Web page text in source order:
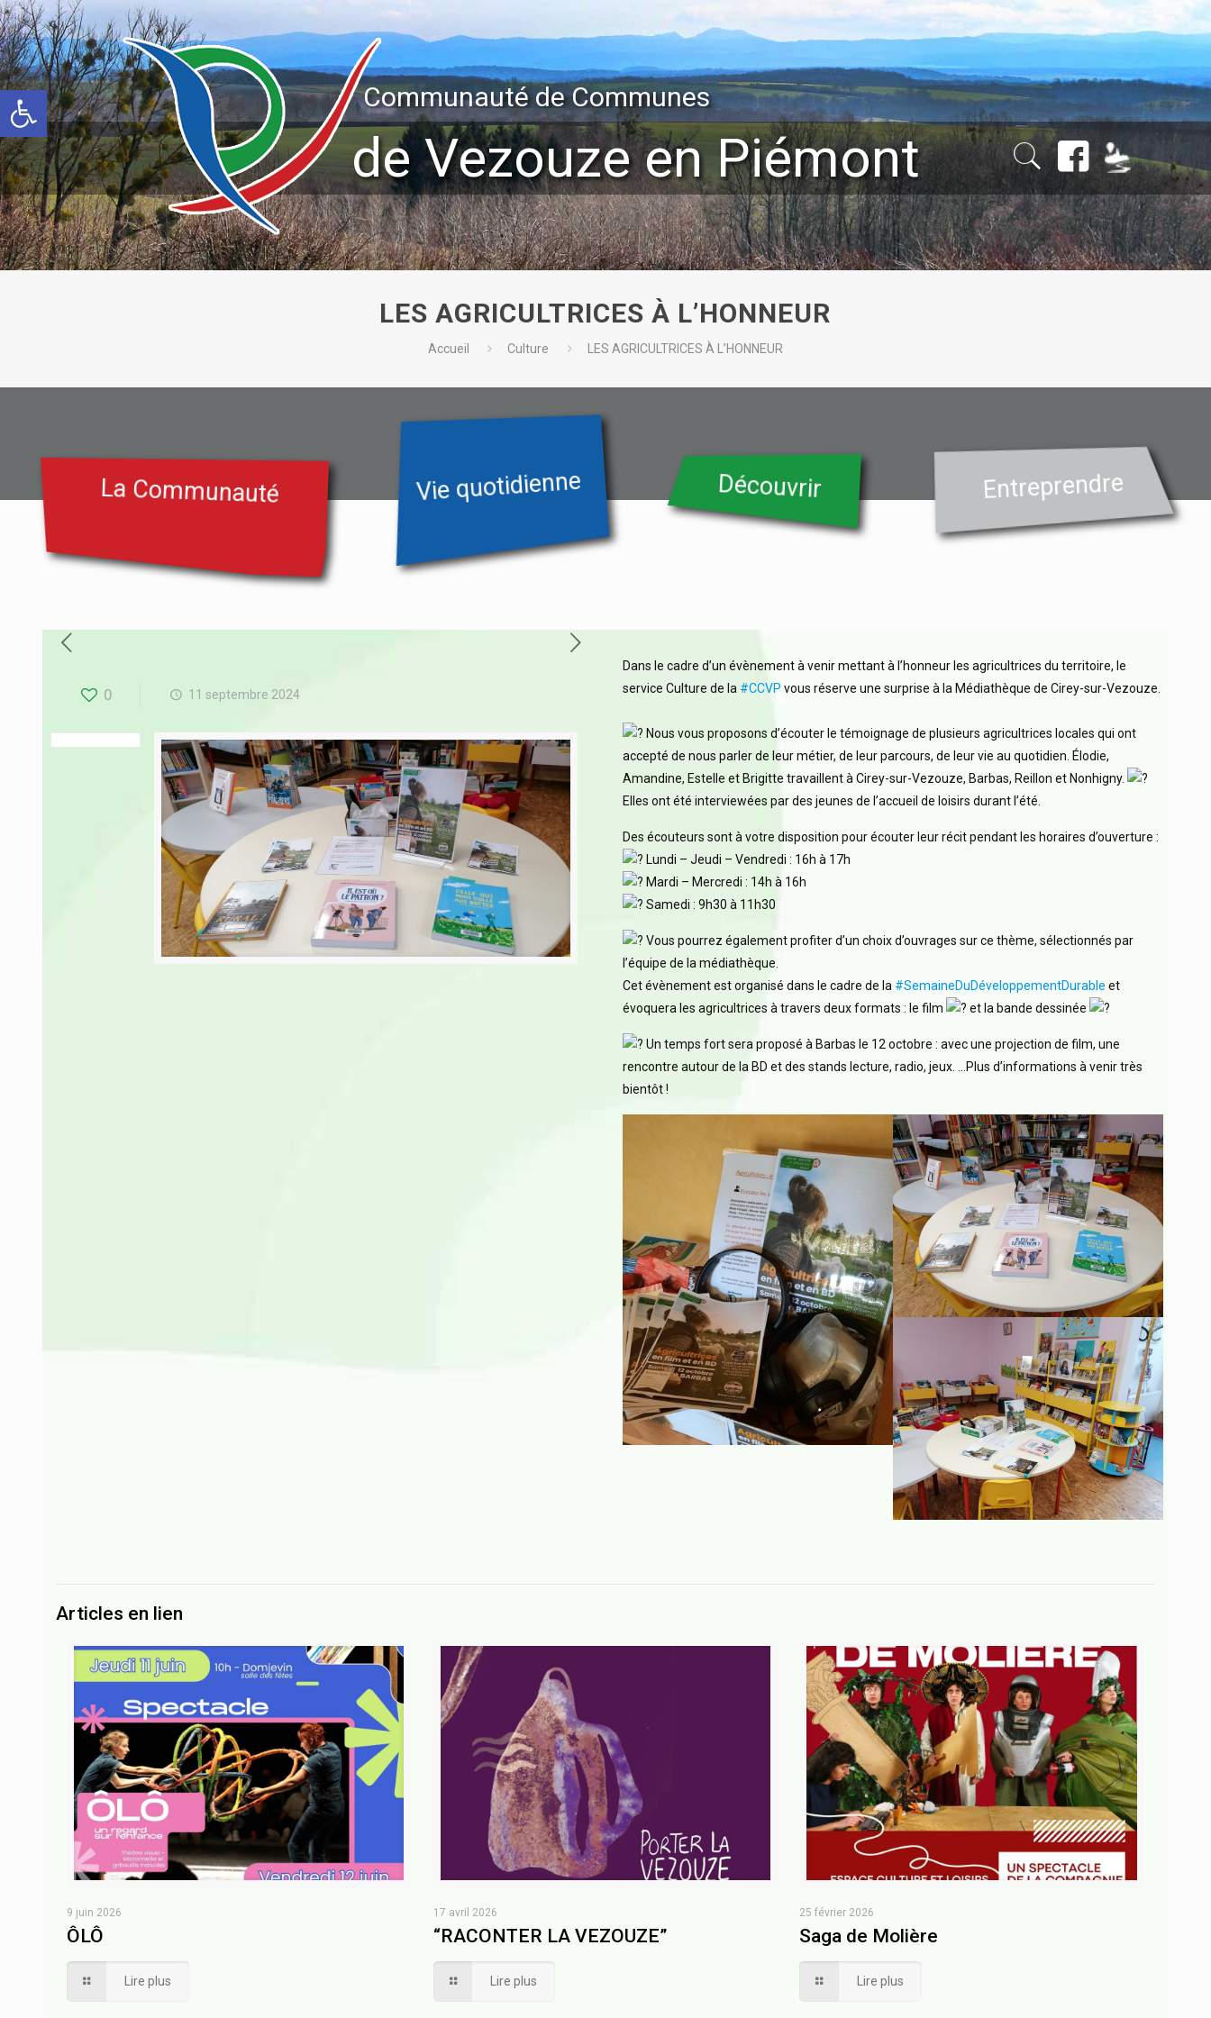
Ouvrir la barre d’outils Communauté de Communes
de Vezouze en Piémont
LES AGRICULTRICES À L’HONNEUR
Accueil Culture LES AGRICULTRICES À L’HONNEUR
La Communauté Vie quotidienne Découvrir Entreprendre
0 11 septembre 2024
Dans le cadre d’un évènement à venir mettant à l’honneur les agricultrices du territoire, le
service Culture de la #CCVP vous réserve une surprise à la Médiathèque de Cirey-sur-Vezouze.
Nous vous proposons d’écouter le témoignage de plusieurs agricultrices locales qui ont
accepté de nous parler de leur métier, de leur parcours, de leur vie au quotidien. Élodie,
Amandine, Estelle et Brigitte travaillent à Cirey-sur-Vezouze, Barbas, Reillon et Nonhigny.
Elles ont été interviewées par des jeunes de l’accueil de loisirs durant l’été.
Des écouteurs sont à votre disposition pour écouter leur récit pendant les horaires d’ouverture :
Lundi – Jeudi – Vendredi : 16h à 17h
Mardi – Mercredi : 14h à 16h
Samedi : 9h30 à 11h30
Vous pourrez également profiter d’un choix d’ouvrages sur ce thème, sélectionnés par
l’équipe de la médiathèque.
Cet évènement est organisé dans le cadre de la #SemaineDuDéveloppementDurable et
évoquera les agricultrices à travers deux formats : le film
et la bande dessinée
Un temps fort sera proposé à Barbas le 12 octobre : avec une projection de film, une
rencontre autour de la BD et des stands lecture, radio, jeux. …Plus d’informations à venir très
bientôt !
Articles en lien
9 juin 2026
ÔLÔ
Lire plus
17 avril 2026
“RACONTER LA VEZOUZE”
Lire plus
25 février 2026
Saga de Molière
Lire plus